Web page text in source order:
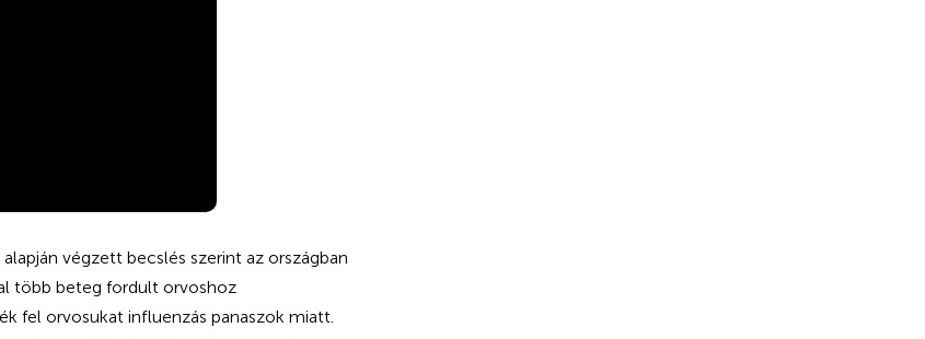
végzett becslés szerint az országban
több beteg fordult orvoshoz
fel orvosukat influenzás panaszok miatt.